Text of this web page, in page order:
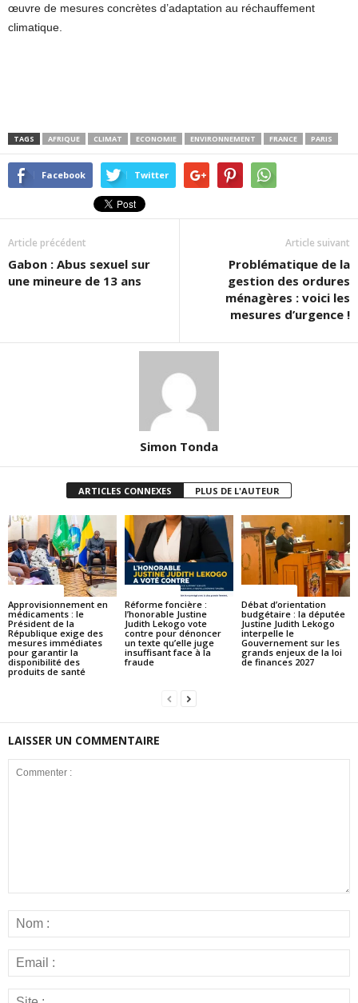
œuvre de mesures concrètes d’adaptation au réchauffement
climatique.
TAGS AFRIQUE CLIMAT ECONOMIE ENVIRONNEMENT FRANCE PARIS
Facebook Twitter
Article précédent
Gabon : Abus sexuel sur
une mineure de 13 ans
Article suivant
Problématique de la
gestion des ordures
ménagères : voici les
mesures d’urgence !
Simon Tonda
ARTICLES CONNEXES PLUS DE L'AUTEUR
Approvisionnement en
médicaments : le
Président de la
République exige des
mesures immédiates
pour garantir la
disponibilité des
produits de santé
Réforme foncière :
l’honorable Justine
Judith Lekogo vote
contre pour dénoncer
un texte qu’elle juge
insuffisant face à la
fraude
Débat d’orientation
budgétaire : la députée
Justine Judith Lekogo
interpelle le
Gouvernement sur les
grands enjeux de la loi
de finances 2027
LAISSER UN COMMENTAIRE